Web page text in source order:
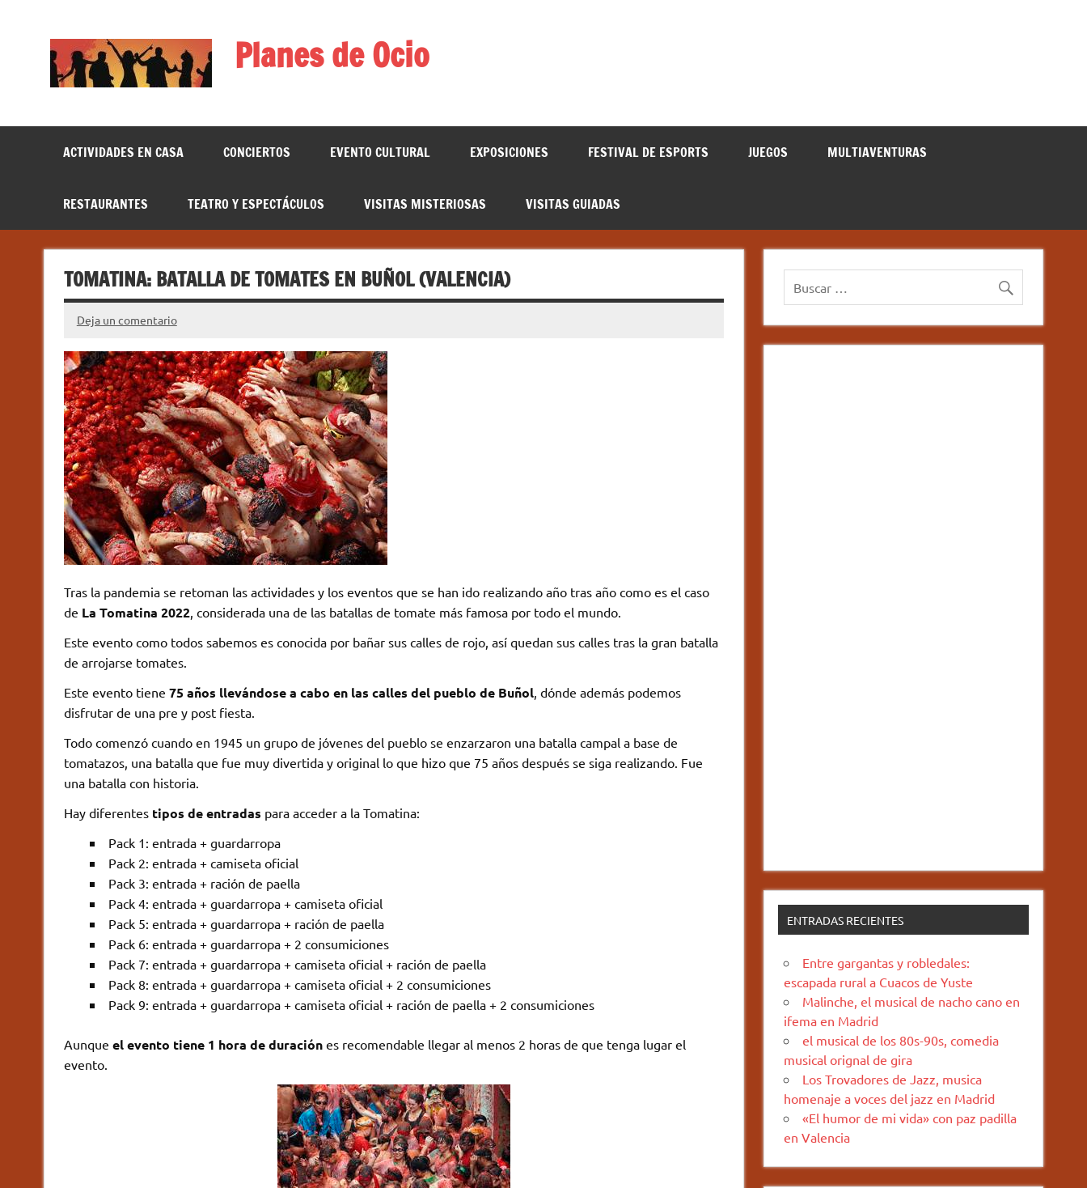
Planes de Ocio
ACTIVIDADES EN CASA CONCIERTOS EVENTO CULTURAL EXPOSICIONES FESTIVAL DE ESPORTS JUEGOS MULTIAVENTURAS
RESTAURANTES TEATRO Y ESPECTÁCULOS VISITAS MISTERIOSAS VISITAS GUIADAS
TOMATINA: BATALLA DE TOMATES EN BUÑOL (VALENCIA)
Deja un comentario
Tras la pandemia se retoman las actividades y los eventos que se han ido realizando año tras año como es el caso
de La Tomatina 2022 , considerada una de las batallas de tomate más famosa por todo el mundo.
Este evento como todos sabemos es conocida por bañar sus calles de rojo, así quedan sus calles tras la gran batalla
de arrojarse tomates.
Este evento tiene 75 años llevándose a cabo en las calles del pueblo de Buñol , dónde además podemos
disfrutar de una pre y post fiesta.
Todo comenzó cuando en 1945 un grupo de jóvenes del pueblo se enzarzaron una batalla campal a base de
tomatazos, una batalla que fue muy divertida y original lo que hizo que 75 años después se siga realizando. Fue
una batalla con historia.
Hay diferentestipos de entradas para acceder a la Tomatina:
Pack 1: entrada + guardarropa
Pack 2: entrada + camiseta oficial
Pack 3: entrada + ración de paella
Pack 4: entrada + guardarropa + camiseta oficial
Pack 5: entrada + guardarropa + ración de paella
Pack 6: entrada + guardarropa + 2 consumiciones
Pack 7: entrada + guardarropa + camiseta oficial + ración de paella
Pack 8: entrada + guardarropa + camiseta oficial + 2 consumiciones
Pack 9: entrada + guardarropa + camiseta oficial + ración de paella + 2 consumiciones
Aunque el evento tiene 1 hora de duraciónes recomendable llegar al menos 2 horas de que tenga lugar el
evento.
ENTRADAS RECIENTES
Entre gargantas y robledales:
escapada rural a Cuacos de Yuste
Malinche, el musical de nacho cano en
ifema en Madrid
el musical de los 80s-90s, comedia
musical orignal de gira
Los Trovadores de Jazz, musica
homenaje a voces del jazz en Madrid
«El humor de mi vida» con paz padilla
en Valencia